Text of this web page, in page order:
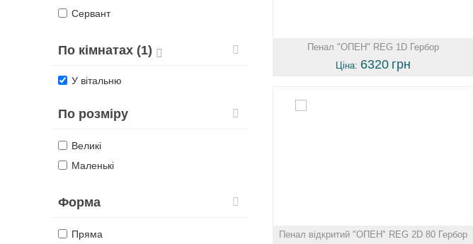
Сервант
По кімнатах (1)
У вітальню
По розміру
Великі
Маленькі
Форма
Пряма
Пенал "ОПЕН" REG 1D Гербор
Ціна: 6320 грн
Пенал відкритий "ОПЕН" REG 2D 80 Гербор